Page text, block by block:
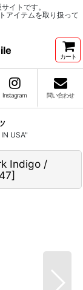
イトです。
アイテムを取り扱って
カート
Instagram 問い合わせ
USA"
Indigo /
]